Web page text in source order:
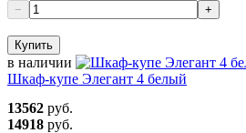
− +
Купить
в наличии
Шкаф-купе Элегант 4 белый
13562 руб.
14918 руб.